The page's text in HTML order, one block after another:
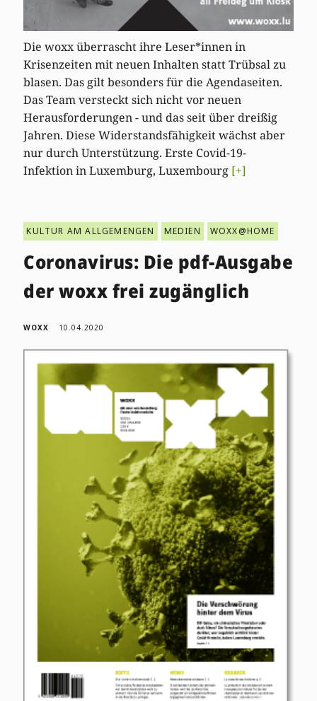
Die woxx überrascht ihre Leser*innen in
Krisenzeiten mit neuen Inhalten statt Trübsal zu
blasen. Das gilt besonders für die Agendaseiten.
Das Team versteckt sich nicht vor neuen
Herausforderungen - und das seit über dreißig
Jahren. Diese Widerstandsfähigkeit wächst aber
nur durch Unterstützung. Erste Covid-19-
Infektion in Luxemburg, Luxembourg [+]
KULTUR AM ALLGEMENGEN MEDIEN WOXX@HOME
Coronavirus: Die pdf-Ausgabe
der woxx frei zugänglich
WOXX 10.04.2020